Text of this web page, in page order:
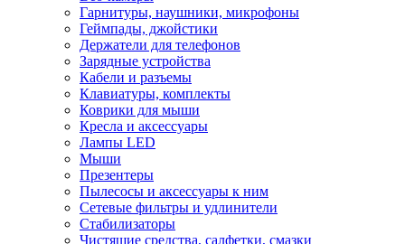
Гарнитуры, наушники, микрофоны
Геймпады, джойстики
Держатели для телефонов
Зарядные устройства
Кабели и разъемы
Клавиатуры, комплекты
Коврики для мыши
Кресла и аксессуары
Лампы LED
Мыши
Презентеры
Пылесосы и аксессуары к ним
Сетевые фильтры и удлинители
Стабилизаторы
Чистящие средства, салфетки, смазки